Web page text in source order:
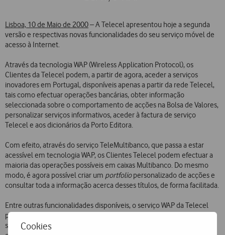
Cookies
Lisboa, 10 de Maio de 2000– A Telecel apresentou hoje a segunda
versão e respectivas novas funcionalidades do seu serviço móvel de
acesso à Internet.
Através da tecnologia WAP (Wireless Application Protocol), os
Clientes da Telecel podem, a partir de agora, aceder a serviços
inovadores em Portugal, disponíveis apenas a partir da rede Telecel,
tais como efectuar operações bancárias, obter informação
seleccionada sobre o comportamento de acções na Bolsa de Valores,
personalizar serviços informativos, aceder à factura de serviço
Telecel e aos dicionários da Porto Editora.
Com efeito, através do serviço TeleMultibanco, que passa a estar
acessível em tecnologia WAP, os Clientes Telecel podem efectuar a
maioria das operações possíveis em caixas Multibanco. Do mesmo
modo, é agora possível criar um portfoliopersonalizado de acções e
consultar toda a informação acerca desses títulos, de forma facilitada.
Entre outras funcionalidades disponíveis, o serviço WAP da Telecel
passa ainda a permitir o acesso a e-mails “netc” de um modo mais
simplificado que anteriormente, a informação sobre desporto,